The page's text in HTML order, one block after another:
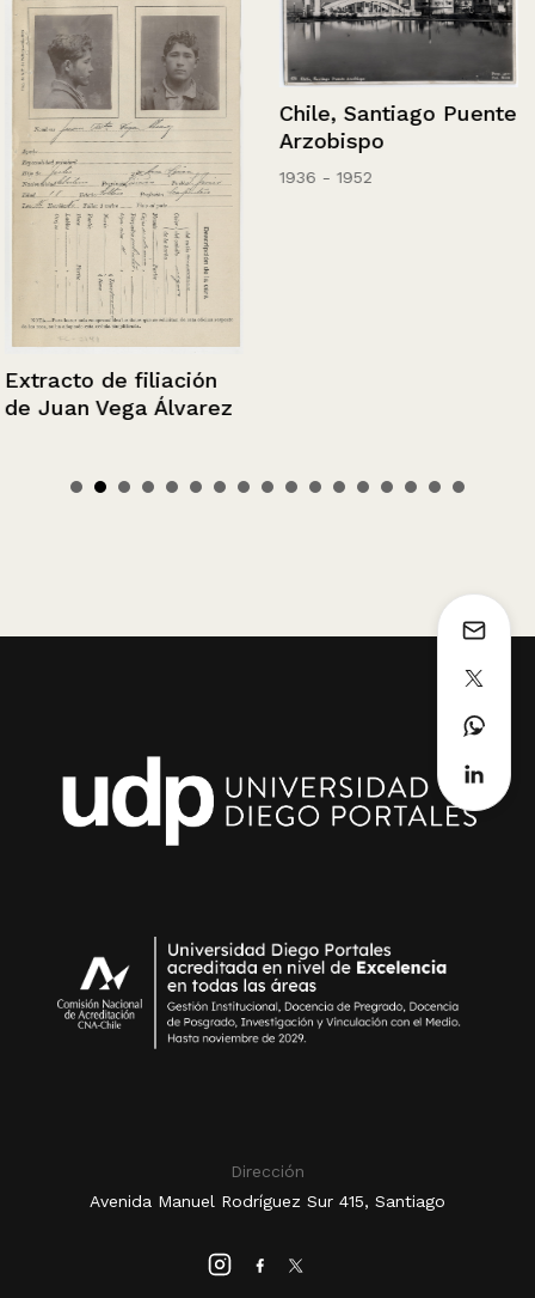
Extracto de filiación
de Juan Vega Álvarez
Chile, Santiago Puente
Arzobispo
1936 - 1952
Dirección
Avenida Manuel Rodríguez Sur 415, Santiago